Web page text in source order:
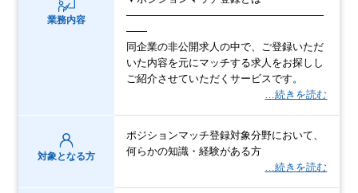
業務内容
―――――――――――――――――――
――
同企業の非公開求人の中で、ご登録いただ
いた内容を元にマッチする求人をお探しし
ご紹介させていただくサービスです。
…続きを読む
対象となる方
ポジションマッチ登録対象分野において、
何らかの知識・経験がある方
…続きを読む